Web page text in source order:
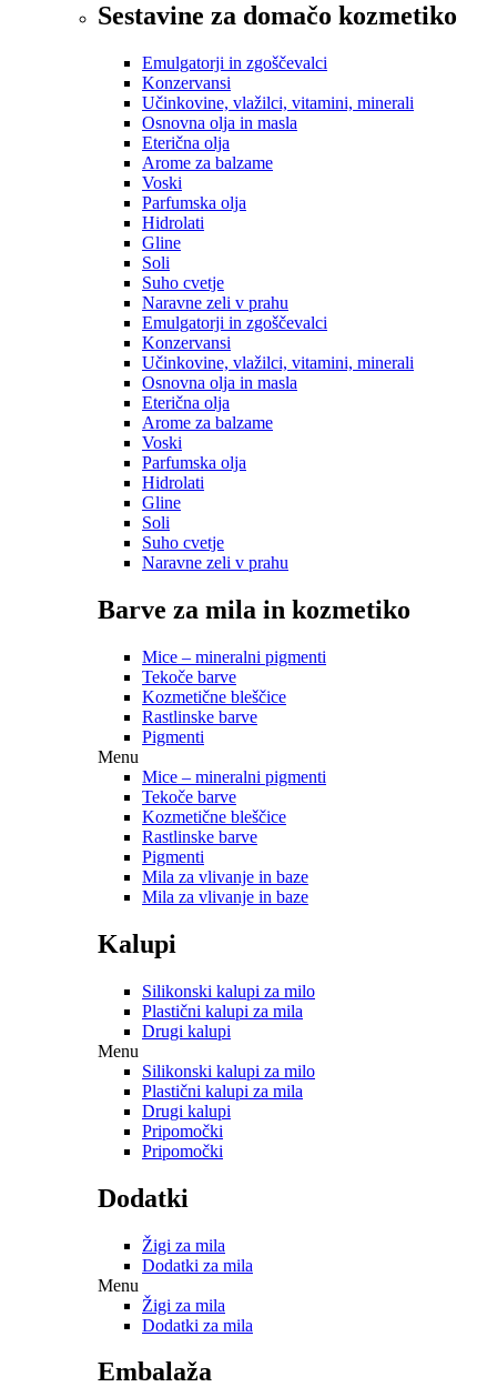
Sestavine za domačo kozmetiko
Emulgatorji in zgoščevalci
Konzervansi
Učinkovine, vlažilci, vitamini, minerali
Osnovna olja in masla
Eterična olja
Arome za balzame
Voski
Parfumska olja
Hidrolati
Gline
Soli
Suho cvetje
Naravne zeli v prahu
Emulgatorji in zgoščevalci
Konzervansi
Učinkovine, vlažilci, vitamini, minerali
Osnovna olja in masla
Eterična olja
Arome za balzame
Voski
Parfumska olja
Hidrolati
Gline
Soli
Suho cvetje
Naravne zeli v prahu
Barve za mila in kozmetiko
Mice – mineralni pigmenti
Tekoče barve
Kozmetične bleščice
Rastlinske barve
Pigmenti
Menu
Mice – mineralni pigmenti
Tekoče barve
Kozmetične bleščice
Rastlinske barve
Pigmenti
Mila za vlivanje in baze
Mila za vlivanje in baze
Kalupi
Silikonski kalupi za milo
Plastični kalupi za mila
Drugi kalupi
Menu
Silikonski kalupi za milo
Plastični kalupi za mila
Drugi kalupi
Pripomočki
Pripomočki
Dodatki
Žigi za mila
Dodatki za mila
Menu
Žigi za mila
Dodatki za mila
Embalaža